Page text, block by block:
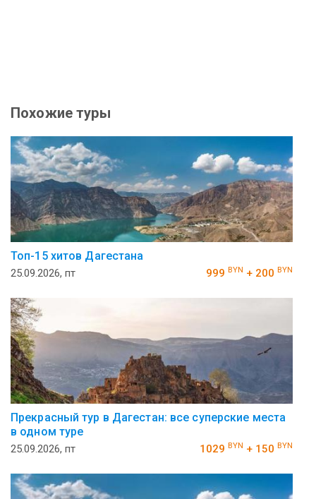
Похожие туры
Топ-15 хитов Дагестана
25.09.2026, пт 999 BYN + 200 BYN
Прекрасный тур в Дагестан: все суперские места
в одном туре
25.09.2026, пт 1029 BYN + 150 BYN